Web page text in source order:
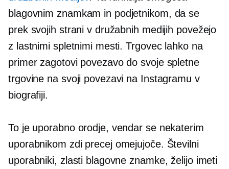
blagovnim znamkam in podjetnikom, da se
prek svojih strani v družabnih medijih povežejo
z lastnimi spletnimi mesti. Trgovec lahko na
primer zagotovi povezavo do svoje spletne
trgovine na svoji povezavi na Instagramu v
biografiji.
To je uporabno orodje, vendar se nekaterim
uporabnikom zdi precej omejujoče. Številni
uporabniki, zlasti blagovne znamke, želijo imeti